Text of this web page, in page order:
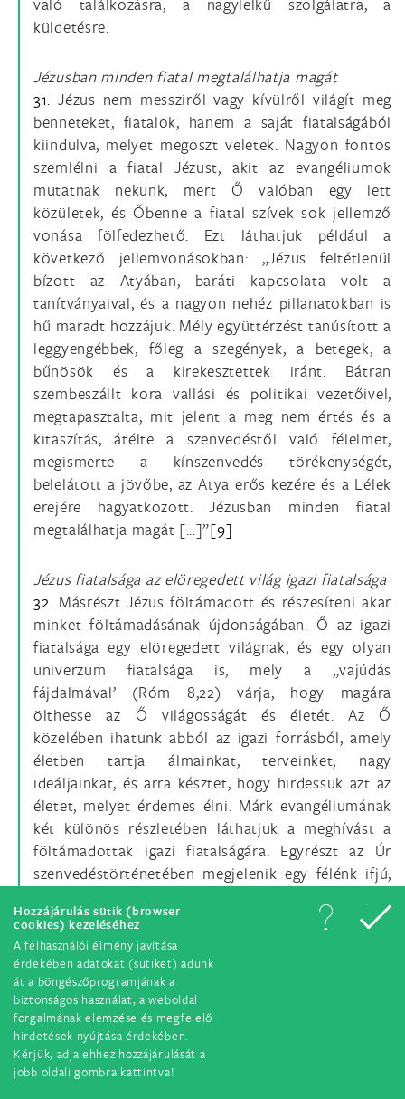
Hozzájárulás sütik (browser
cookies) kezeléséhez
A felhasználói élmény javítása
érdekében adatokat (sütiket) adunk
át a böngészőprogramjának a
biztonságos használat, a weboldal
forgalmának elemzése és megfelelő
hirdetések nyújtása érdekében.
Kérjük, adja ehhez hozzájárulását a
jobb oldali gombra kattintva!
küldetésre.
Jézusban minden fiatal megtalálhatja magát
31. Jézus nem messziről vagy kívülről világít meg
benneteket, fiatalok, hanem a saját fiatalságából
kiindulva, melyet megoszt veletek. Nagyon fontos
szemlélni a fiatal Jézust, akit az evangéliumok
mutatnak nekünk, mert Ő valóban egy lett
közületek, és Őbenne a fiatal szívek sok jellemző
vonása fölfedezhető. Ezt láthatjuk például a
következő jellemvonásokban: „Jézus feltétlenül
bízott az Atyában, baráti kapcsolata volt a
tanítványaival, és a nagyon nehéz pillanatokban is
hű maradt hozzájuk. Mély együttérzést tanúsított a
leggyengébbek, főleg a szegények, a betegek, a
bűnösök és a kirekesztettek iránt. Bátran
szembeszállt kora vallási és politikai vezetőivel,
megtapasztalta, mit jelent a meg nem értés és a
kitaszítás, átélte a szenvedéstől való félelmet,
megismerte a kínszenvedés törékenységét,
belelátott a jövőbe, az Atya erős kezére és a Lélek
erejére hagyatkozott. Jézusban minden fiatal
megtalálhatja magát [...]”[9]
Jézus fiatalsága az elöregedett világ igazi fiatalsága
32. Másrészt Jézus föltámadott és részesíteni akar
minket föltámadásának újdonságában. Ő az igazi
fiatalsága egy elöregedett világnak, és egy olyan
univerzum fiatalsága is, mely a „vajúdás
fájdalmával’ (Róm 8,22) várja, hogy magára
ölthesse az Ő világosságát és életét. Az Ő
közelében ihatunk abból az igazi forrásból, amely
életben tartja álmainkat, terveinket, nagy
ideáljainkat, és arra késztet, hogy hirdessük azt az
életet, melyet érdemes élni. Márk evangéliumának
két különös részletében láthatjuk a meghívást a
föltámadottak igazi fiatalságára. Egyrészt az Úr
szenvedéstörténetében megjelenik egy félénk ifjú,
(14,51-52), egy ifjú, akinek nem volt bátorsága
mindent kockáztatni az Úr követéséért. Másrészt az
üres sírnál ott látunk egy „fehér ruhába öltözött’
(16,5) ifjút, aki a félelem legyőzésére szólított fel és
hirdette a föltámadás örömét (vö. 16,6-7).
Jézus fiatalsága a csillagunk
33.Az Úr arra hív minket, hogy csillagokat